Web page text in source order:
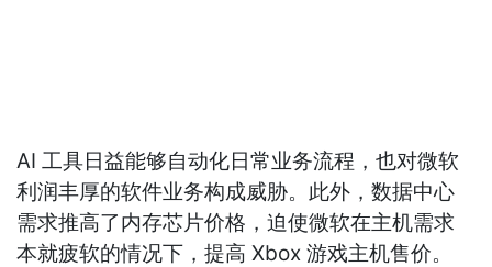
AI 工具日益能够自动化日常业务流程，也对微软
利润丰厚的软件业务构成威胁。此外，数据中心
需求推高了内存芯片价格，迫使微软在主机需求
本就疲软的情况下，提高 Xbox 游戏主机售价。